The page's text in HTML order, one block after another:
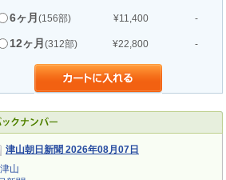
6ヶ月 (156部) ¥11,400 -
12ヶ月 (312部) ¥22,800 -
津山朝日新聞 2026年08月07日